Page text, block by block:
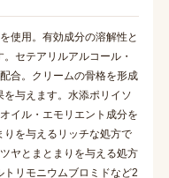
使用。有効成分の溶解性と
セテアリルアルコール・
合。クリームの骨格を形成
与えます。水添ポリイソ
イル・エモリエント成分を
を与えるリッチな処方で
ヤとまとまりを与える処方
リモニウムブロミドなど2